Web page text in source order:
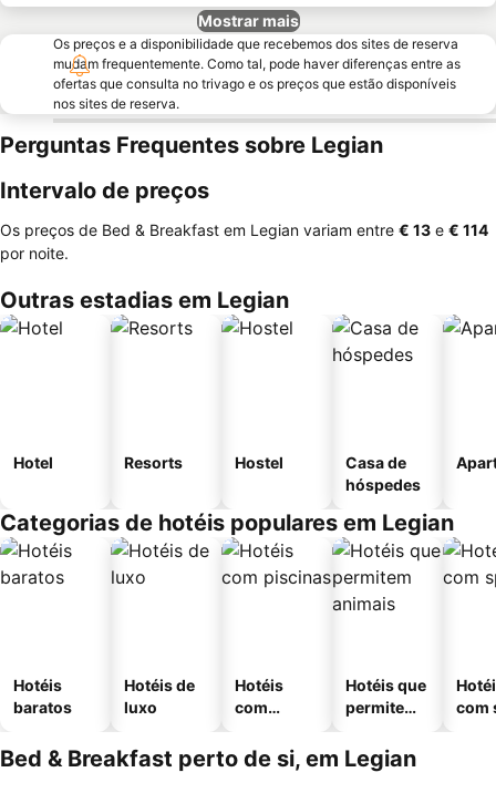
Mostrar mais
Os preços e a disponibilidade que recebemos dos sites de reserva
mudam frequentemente. Como tal, pode haver diferenças entre as
ofertas que consulta no trivago e os preços que estão disponíveis
nos sites de reserva.
Perguntas Frequentes sobre Legian
Intervalo de preços
Os preços de Bed & Breakfast em Legian variam entre ‎€ 13 e ‎€ 114
por noite.
Outras estadias em Legian
Hotel Resorts Hostel
Casa de
hóspedes
Categorias de hotéis populares em Legian
Hotéis
baratos
Hotéis de
luxo
Hotéis
com
Hotéis que
permitem
com
Bed & Breakfast perto de si, em Legian